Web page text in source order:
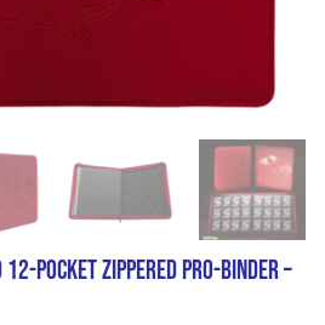
Pocket Zippered PRO-Binder –